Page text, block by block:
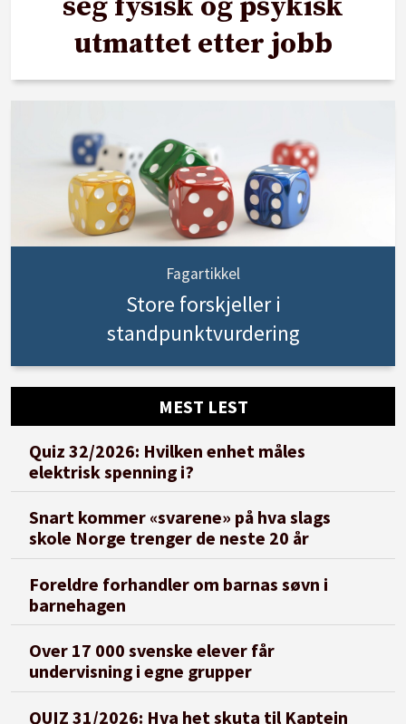
seg fysisk og psykisk
utmattet etter jobb
Fagartikkel
Store forskjeller i
standpunktvurdering
MEST LEST
Quiz 32/2026: Hvilken enhet måles
elektrisk spenning i?
Snart kommer «svarene» på hva slags
skole Norge trenger de neste 20 år
Foreldre forhandler om barnas søvn i
barnehagen
Over 17 000 svenske elever får
undervisning i egne grupper
QUIZ 31/2026: Hva het skuta til Kaptein